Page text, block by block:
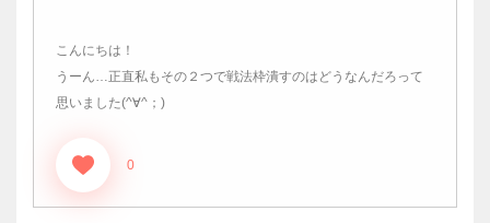
こんにちは！
うーん…正直私もその２つで戦法枠潰すのはどうなんだろって
思いました(^∀^；)
0